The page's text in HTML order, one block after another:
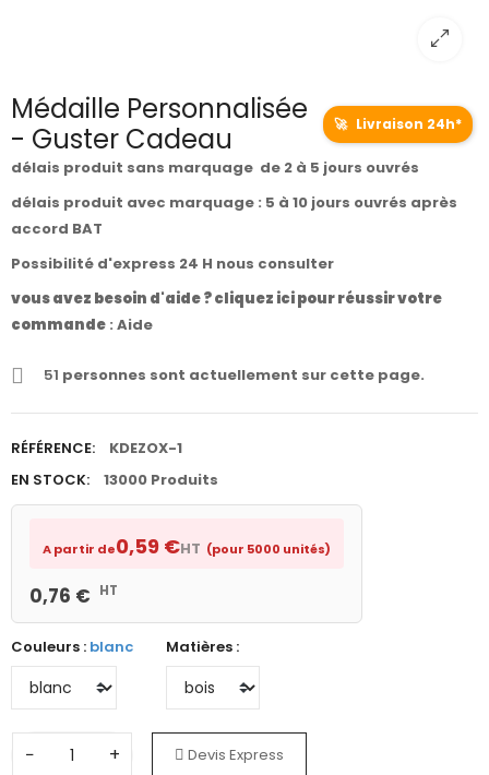
Médaille Personnalisée
- Guster Cadeau
🚀 Livraison 24h*
délais produit sans marquage de 2 à 5 jours ouvrés
délais produit avec marquage : 5 à 10 jours ouvrés après
accord BAT
Possibilité d'express 24 H nous consulter
vous avez besoin d'aide ? cliquez ici pour réussir votre
commande : Aide
51 personnes sont actuellement sur cette page.
RÉFÉRENCE:
KDEZOX-1
EN STOCK:
13000 Produits
A partir de0,59 €HT (pour 5000 unités)
0,76 € HT
Couleurs : blanc Matières :
− + Devis Express